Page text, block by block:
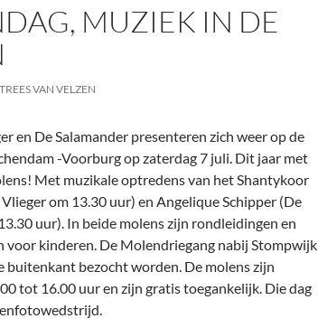
MUZIEK IN DE
TREES VAN VELZEN
en De Salamander presenteren zich weer op de
-Voorburg op zaterdag 7 juli. Dit jaar met
Met muzikale optredens van het Shantykoor
om 13.30 uur) en Angelique Schipper (De
uur). In beide molens zijn rondleidingen en
kinderen. De Molendriegang nabij Stompwijk
buitenkant bezocht worden. De molens zijn
tot 16.00 uur en zijn gratis toegankelijk. Die dag